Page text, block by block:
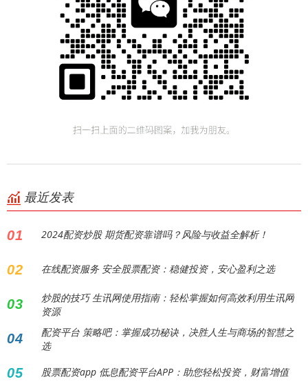
最近发表
01 2024配资炒股 期货配资靠谱吗？风险与收益全解析！
02 在线配资服务 安全股票配资：稳健投资，安心盈利之选
03
炒股的技巧 生讯网使用指南：轻松掌握如何高效利用生讯网
资源
04
配资平台 策略吧：掌握成功秘诀，决胜人生与商场的智慧之
选
05 股票配资app 低息配资平台APP：助您轻松投资，财富增值